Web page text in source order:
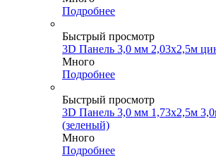
Подробнее
Быстрый просмотр
3D Панель 3,0 мм 2,03х2,5м
Много
Подробнее
Быстрый просмотр
3D Панель 3,0 мм 1,73х2,5м
(зеленый)
Много
Подробнее